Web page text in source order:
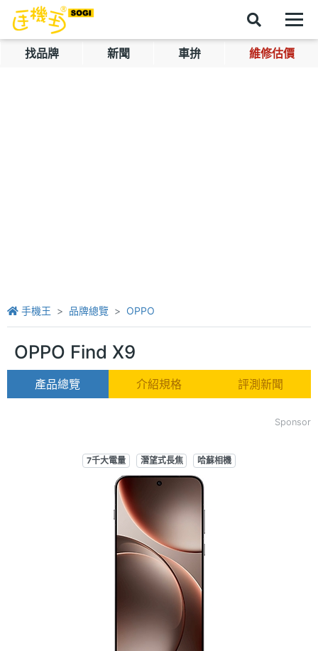
找品牌 新聞 車拚 維修估價
手機王 品牌總覽 OPPO
OPPO Find X9
產品總覽 介紹規格 評測新聞
Sponsor
7千大電量 潛望式長焦 哈蘇相機